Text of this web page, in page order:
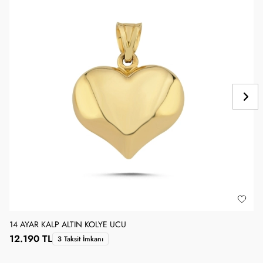
14 AYAR KALP ALTIN KOLYE UCU
12.190 TL 3 Taksit İmkanı